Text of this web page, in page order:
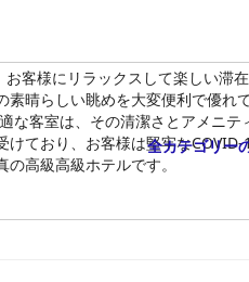
客様にリラックスして楽しい
素晴らしい眺めを大変便利で優
な客室は、その清潔さとアメニ
ており、お客様は堅牢な
高級高級ホテルです。
全カテゴリー